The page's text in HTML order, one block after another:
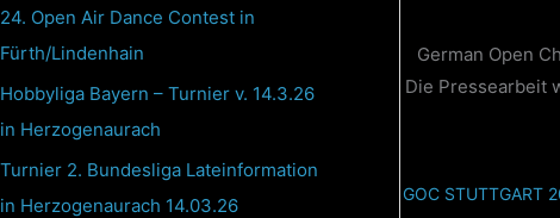
24. Open Air Dance Contest in
Fürth/Lindenhain
Hobbyliga Bayern – Turnier v. 14.3.26
in Herzogenaurach
Turnier 2. Bundesliga Lateinformation
in Herzogenaurach 14.03.26
German Open
Die Pressearbeit
GOC STUTTGART